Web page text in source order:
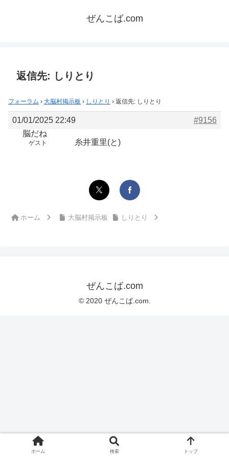
ぜんこば.com
返信先: しりとり
フォーラム › 大脳村掲示板 › しりとり › 返信先: しりとり
01/01/2025 22:49
#9156
脳だね
ゲスト 糸井重里(と)
ホーム 大脳村掲示板 しりとり
ぜんこば.com
© 2020 ぜんこば.com.
ホーム 検索 トップ